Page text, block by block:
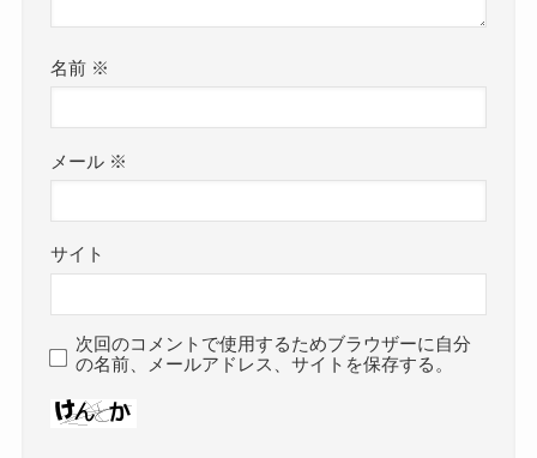
名前 ※
メール ※
サイト
次回のコメントで使用するためブラウザーに自分
の名前、メールアドレス、サイトを保存する。